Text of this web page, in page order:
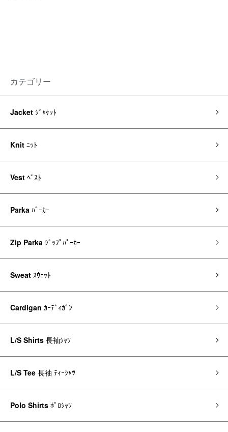
カテゴリー
Jacket ｼﾞｬｹｯﾄ
Knit ﾆｯﾄ
Vest ﾍﾞｽﾄ
Parka ﾊﾟｰｶｰ
Zip Parka ｼﾞｯﾌﾟﾊﾟｰｶｰ
Sweat ｽｳｪｯﾄ
Cardigan ｶｰﾃﾞｨｶﾞﾝ
L/S Shirts 長袖ｼｬﾂ
L/S Tee 長袖 ﾃｨｰｼｬﾂ
Polo Shirts ﾎﾟﾛｼｬﾂ